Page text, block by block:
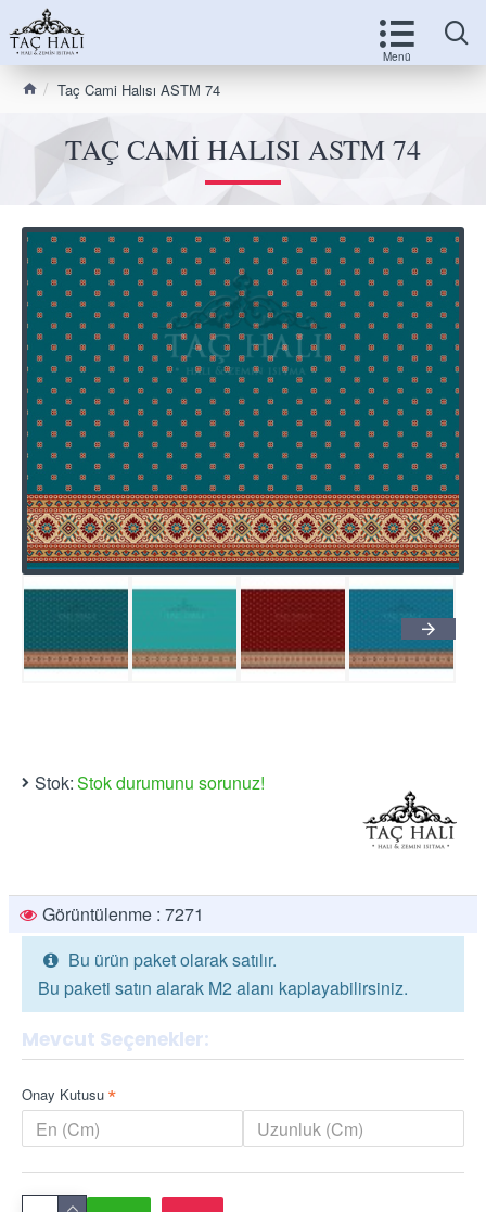
Taç Cami Halısı ASTM 74
TAÇ CAMI HALISI ASTM 74
Stok:Stok durumunu sorunuz!
Görüntülenme : 7271
Mevcut Seçenekler:
Onay Kutusu
Bu ürün paket olarak satılır.
Bu paketi satın alarak M2 alanı kaplayabilirsiniz.